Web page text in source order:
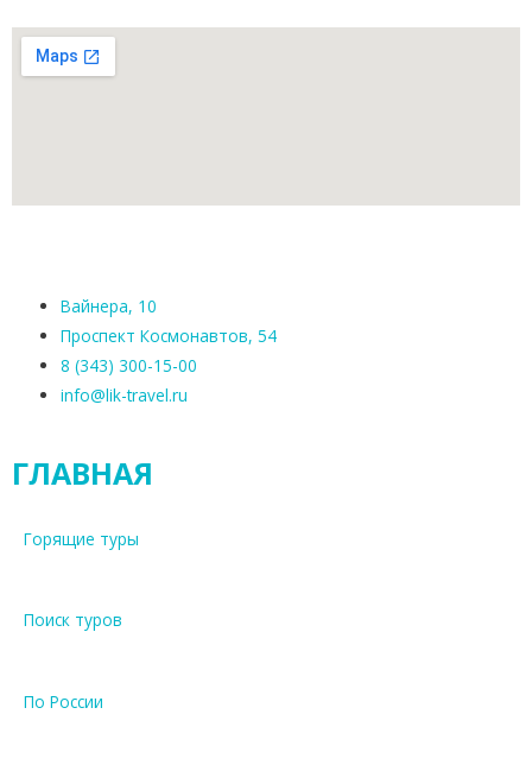
Вайнера, 10
Проспект Космонавтов, 54
8 (343) 300-15-00
info@lik-travel.ru
ГЛАВНАЯ
Горящие туры
Поиск туров
По России